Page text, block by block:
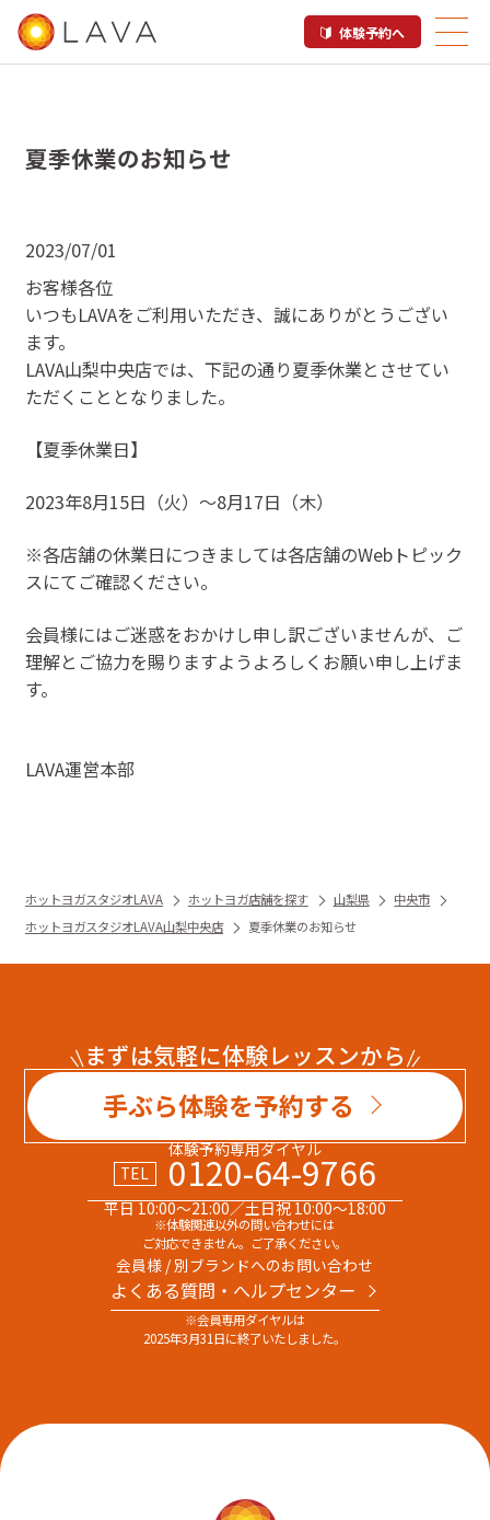
体験予約へ
夏季休業のお知らせ
2023/07/01
お客様各位
いつもLAVAをご利用いただき、誠にありがとうござい
ます。
LAVA山梨中央店では、下記の通り夏季休業とさせてい
ただくこととなりました。
【夏季休業日】
2023年8月15日（火）〜8月17日（木）
※各店舗の休業日につきましては各店舗のWebトピック
スにてご確認ください。
会員様にはご迷惑をおかけし申し訳ございませんが、ご
理解とご協力を賜りますようよろしくお願い申し上げま
す。
LAVA運営本部
ホットヨガスタジオLAVA ホットヨガ店舗を探す 山梨県
中央市
ホットヨガスタジオLAVA山梨中央店
夏季休業のお知らせ
まずは気軽に体験レッスンから
手ぶら体験を予約する
体験予約専用ダイヤル
TEL
0120-64-9766
平日 10:00～21:00／土日祝 10:00～18:00
※体験関連以外の問い合わせには
ご対応できません。ご了承ください。
会員様 / 別ブランドへのお問い合わせ
よくある質問・へルプセンター
※会員専用ダイヤルは
2025年3月31日に終了いたしました。